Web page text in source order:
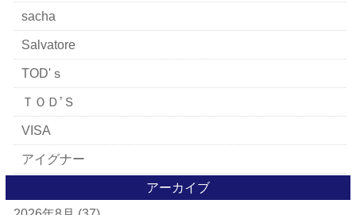
sacha
Salvatore
TOD'ｓ
ＴＯＤ’Ｓ
VISA
アイグナー
アーカイブ